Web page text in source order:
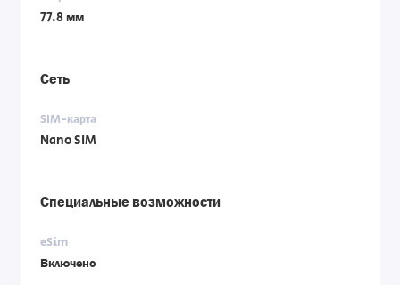
77.8 мм
Сеть
SIM-карта
Nano SIM
Специальные возможности
eSim
Включено